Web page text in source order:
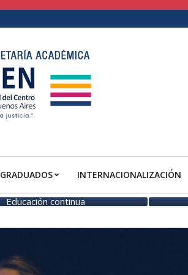
GRADUADOS INTERNACIONALIZACIÓN
Educación continua